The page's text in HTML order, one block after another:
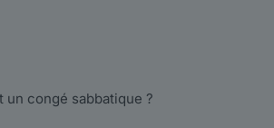
congé sabbatique ?